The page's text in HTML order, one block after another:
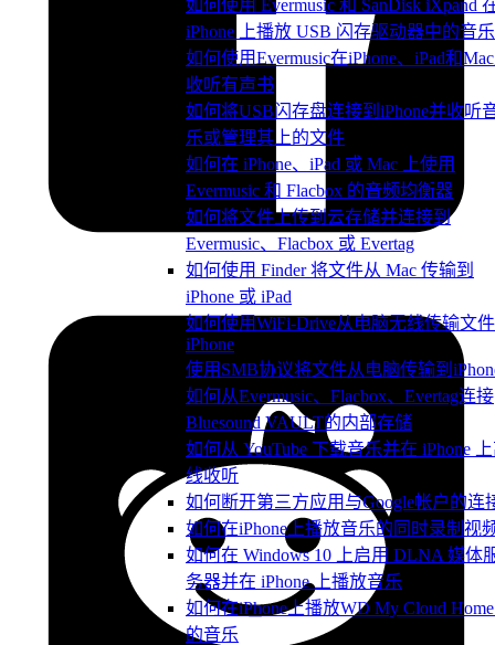
如何使用 Evermusic 和 SanDisk iXpand
iPhone 上播放 USB 闪存驱动器中的音乐
如何使用Evermusic在iPhone、iPad和
收听有声书
如何将USB闪存盘连接到iPhone并收听
乐或管理其上的文件
如何在 iPhone、iPad 或 Mac 上使用
Evermusic 和 Flacbox 的音频均衡器
如何将文件上传到云存储并连接到
Evermusic、Flacbox 或 Evertag
如何使用 Finder 将文件从 Mac 传输到
iPhone 或 iPad
如何使用WiFi-Drive从电脑无线传输文
iPhone
使用SMB协议将文件从电脑传输到
如何从Evermusic、Flacbox、Evertag连接
Bluesound VAULT的内部存储
如何从 YouTube 下载音乐并在 iPhone
线收听
如何断开第三方应用与Google帐户的连
如何在iPhone上播放音乐的同时录制视
如何在 Windows 10 上启用 DLNA 媒体
务器并在 iPhone 上播放音乐
如何在iPhone上播放WD My Cloud
的音乐